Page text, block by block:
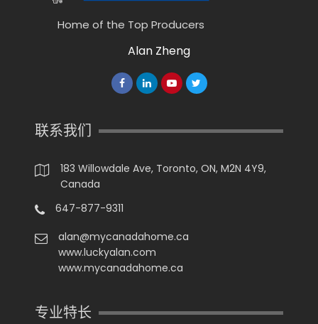
Home of the Top Producers
Alan Zheng
联系我们
183 Willowdale Ave, Toronto, ON, M2N 4Y9,
Canada
647-877-9311
alan@mycanadahome.ca
www.luckyalan.com
www.mycanadahome.ca
专业特长